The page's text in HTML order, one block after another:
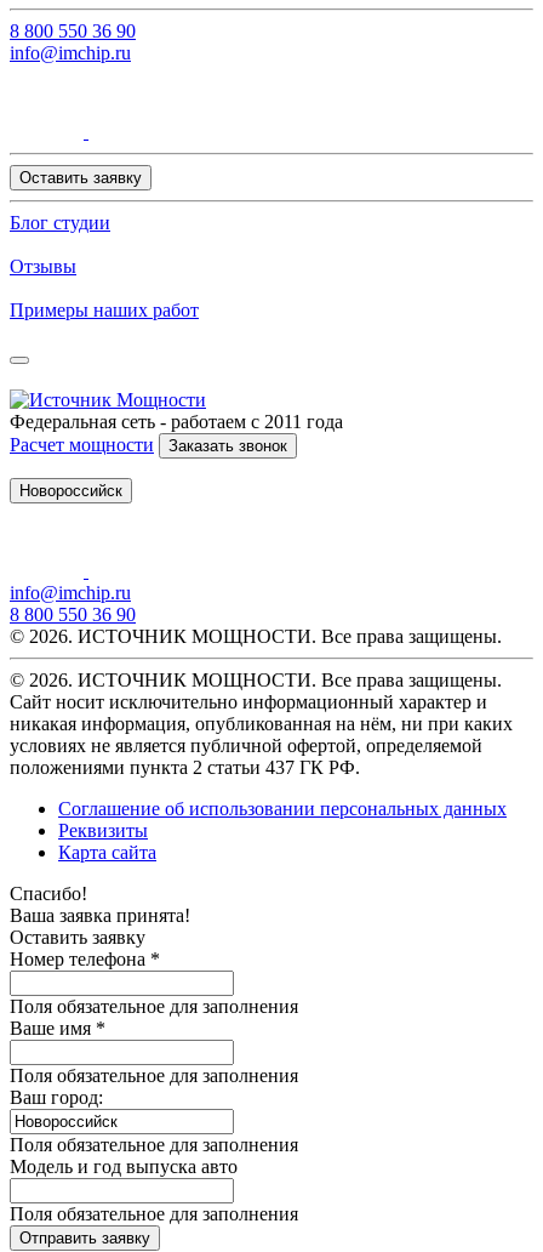
8 800 550 36 90
info@imchip.ru
Оставить заявку
Блог студии
Отзывы
Примеры наших работ
Федеральная сеть - работаем с 2011 года
Расчет мощности
Заказать звонок
Новороссийск
info@imchip.ru
8 800 550 36 90
© 2026. ИСТОЧНИК МОЩНОСТИ. Все права защищены.
© 2026. ИСТОЧНИК МОЩНОСТИ. Все права защищены.
Сайт носит исключительно информационный характер и
никакая информация, опубликованная на нём, ни при каких
условиях не является публичной офертой, определяемой
положениями пункта 2 статьи 437 ГК РФ.
Соглашение об использовании персональных данных
Реквизиты
Карта сайта
Спасибо!
Ваша заявка принята!
Оставить заявку
Номер телефона *
Поля обязательное для заполнения
Ваше имя *
Поля обязательное для заполнения
Ваш город:
Поля обязательное для заполнения
Модель и год выпуска авто
Поля обязательное для заполнения
Отправить заявку